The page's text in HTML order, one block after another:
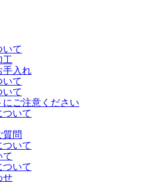
いて
工
手入れ
いて
いて
にご注意ください
ついて
質問
ついて
て
ついて
せ